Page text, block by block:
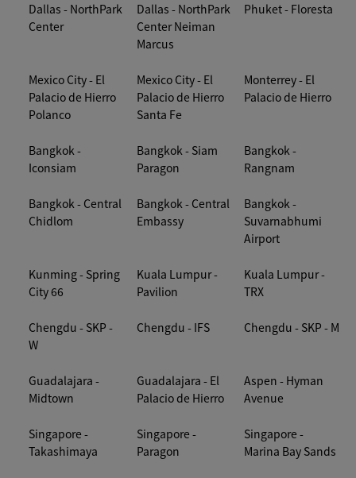
Dallas - NorthPark
Center
Dallas - NorthPark
Center Neiman
Marcus
Phuket - Floresta
Mexico City - El
Palacio de Hierro
Polanco
Mexico City - El
Palacio de Hierro
Santa Fe
Monterrey - El
Palacio de Hierro
Bangkok -
Iconsiam
Bangkok - Siam
Paragon
Bangkok -
Rangnam
Bangkok - Central
Chidlom
Bangkok - Central
Embassy
Bangkok -
Suvarnabhumi
Airport
Kunming - Spring
City 66
Kuala Lumpur -
Pavilion
Kuala Lumpur -
TRX
Chengdu - SKP -
W
Chengdu - IFS Chengdu - SKP - M
Guadalajara -
Midtown
Guadalajara - El
Palacio de Hierro
Aspen - Hyman
Avenue
Singapore -
Takashimaya
Singapore -
Paragon
Singapore -
Marina Bay Sands